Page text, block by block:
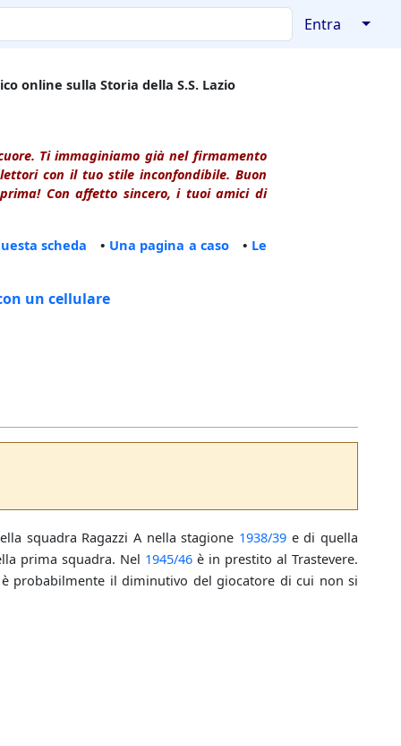
Entra ↓
online sulla Storia della S.S. Lazio
Ti immaginiamo già nel firmamento
con il tuo stile inconfondibile. Buon
Con affetto sincero, i tuoi amici di
scheda • Una pagina a caso • Le
un cellulare
squadra Ragazzi A nella stagione 1938/39 e di quella
prima squadra. Nel 1945/46è in prestito al Trastevere.
probabilmente il diminutivo del giocatore di cui non si